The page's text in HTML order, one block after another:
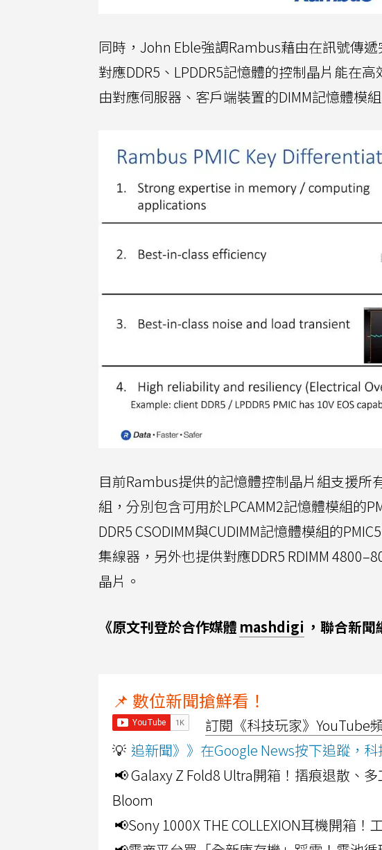
同時，John Eble強調Rambus藉由在訊號傳
對應DDR5、LPDDR5記憶體的控制晶片能在
由對應伺服器、客戶端裝置的DIMM記憶體模
目前Rambus提供的記憶體控制晶片組支援所
組，分別包含可用於LPCAMM2記憶體模組的
DDR5 CSODIMM與CUDIMM記憶體模組的
集線器，另外也提供對應DDR5 RDIMM
晶片。
《原文刊登於合作媒體 mashdigi ，聯合新聞
📌 數位新聞搶鮮看！
訂閱《科技玩家》YouTube
💡 追新聞》》在Google News按下追蹤，科
📢 Galaxy Z Fold8 Ultra開箱！摺痕退散、
Bloom
📢Sony 1000X THE COLLEXION耳機開箱